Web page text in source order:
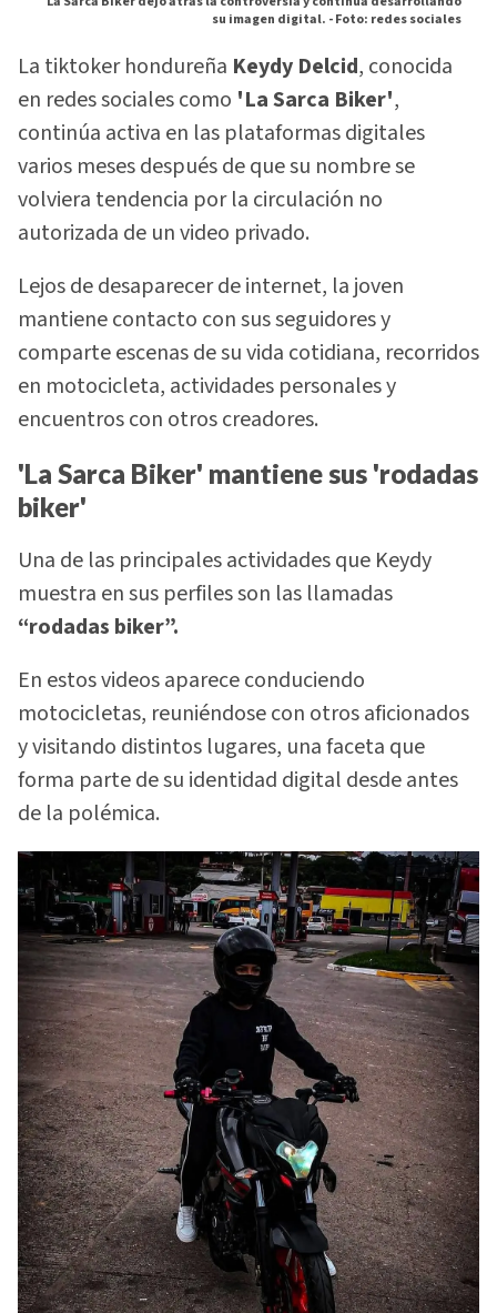
su imagen digital. -Foto: redes sociales
La tiktoker hondureña Keydy Delcid, conocida
en redes sociales como 'La Sarca Biker',
continúa activa en las plataformas digitales
varios meses después de que su nombre se
volviera tendencia por la circulación no
autorizada de un video privado.
Lejos de desaparecer de internet, la joven
mantiene contacto con sus seguidores y
comparte escenas de su vida cotidiana, recorridos
en motocicleta, actividades personales y
encuentros con otros creadores.
'La Sarca Biker' mantiene sus 'rodadas
biker'
Una de las principales actividades que Keydy
muestra en sus perfiles son las llamadas
“rodadas biker”.
En estos videos aparece conduciendo
motocicletas, reuniéndose con otros aficionados
y visitando distintos lugares, una faceta que
forma parte de su identidad digital desde antes
de la polémica.